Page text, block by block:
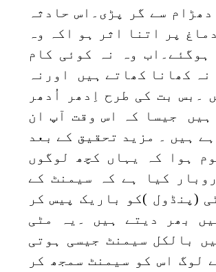
سے گر پڑی۔اس حادثہ
پر اتنا اثر ہو اکہ وہ
ہوگئے۔اب وہ نہ کوئی کام
کھانا کھاتے ہیں اورنہ
۔بس بت کی طرح اِدھر اُدھر
ہیں جیسا کہ اس وقت آپ ان
ہیں ۔ مزید تحقیق کے بعد
ہوا کہ یہاں کچھ لوگوں
کیا ہے کہ سیمنٹ کے
(پنڈول )کو باریک پیس کر
بھر دیتے ہیں ۔یہ مٹی
بالکل سیمنٹ جیسی ہوتی
لوگ اس کو سیمنٹ سمجھ کر